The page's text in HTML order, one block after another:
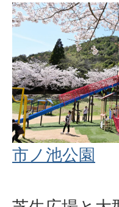
市ノ池公園